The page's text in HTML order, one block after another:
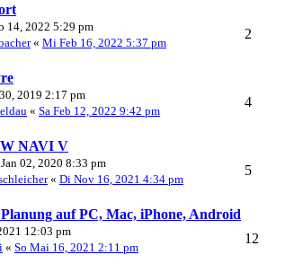
14, 2022 5:29 pm
« Mi Feb 16, 2022 5:37 pm
2
2019 2:17 pm
« Sa Feb 12, 2022 9:42 pm
4
NAVI V
02, 2020 8:33 pm
« Di Nov 16, 2021 4:34 pm
5
auf PC, Mac, iPhone, Android
12:03 pm
« So Mai 16, 2021 2:11 pm
12